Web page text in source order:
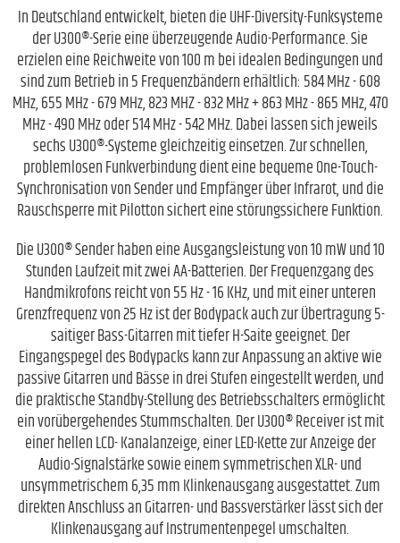
In Deutschland entwickelt, bieten die UHF-Diversity-Funksysteme
der U300®-Serie eine überzeugende Audio-Performance. Sie
erzielen eine Reichweite von 100 m bei idealen Bedingungen und
sind zum Betrieb in 5 Frequenzbändern erhältlich: 584 MHz - 608
MHz, 655 MHz - 679 MHz, 823 MHZ - 832 MHz + 863 MHz - 865 MHz, 470
MHz - 490 MHz oder 514 MHz - 542 MHz. Dabei lassen sich jeweils
sechs U300®-Systeme gleichzeitig einsetzen. Zur schnellen,
problemlosen Funkverbindung dient eine bequeme One-Touch-
Synchronisation von Sender und Empfänger über Infrarot, und die
Rauschsperre mit Pilotton sichert eine störungssichere Funktion.
Die U300® Sender haben eine Ausgangsleistung von 10 mW und 10
Stunden Laufzeit mit zwei AA-Batterien. Der Frequenzgang des
Handmikrofons reicht von 55 Hz - 16 KHz, und mit einer unteren
Grenzfrequenz von 25 Hz ist der Bodypack auch zur Übertragung 5-
saitiger Bass-Gitarren mit tiefer H-Saite geeignet. Der
Eingangspegel des Bodypacks kann zur Anpassung an aktive wie
passive Gitarren und Bässe in drei Stufen eingestellt werden, und
die praktische Standby-Stellung des Betriebsschalters ermöglicht
ein vorübergehendes Stummschalten. Der U300® Receiver ist mit
einer hellen LCD- Kanalanzeige, einer LED-Kette zur Anzeige der
Audio-Signalstärke sowie einem symmetrischen XLR- und
unsymmetrischem 6,35 mm Klinkenausgang ausgestattet. Zum
direkten Anschluss an Gitarren- und Bassverstärker lässt sich der
Klinkenausgang auf Instrumentenpegel umschalten.